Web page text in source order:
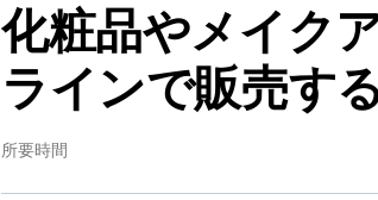
化粧品やメイク
ラインで販売す
所要時間